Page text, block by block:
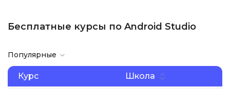
Бесплатные курсы по Android Studio
Популярные
Курс Школа